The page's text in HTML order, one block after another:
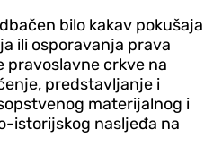
bilo kakav pokušaja
ili osporavanja prava
pravoslavne crkve na
predstavljanje i
materijalnog i
istorijskog nasljeđa na